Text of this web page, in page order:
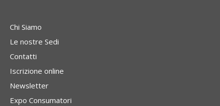
Chi Siamo
Le nostre Sedi
Contatti
Iscrizione online
Newsletter
Expo Consumatori